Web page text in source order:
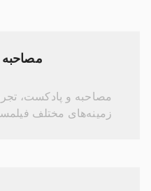
مصاحبه و پادکست،
زمینه‌های مختلف